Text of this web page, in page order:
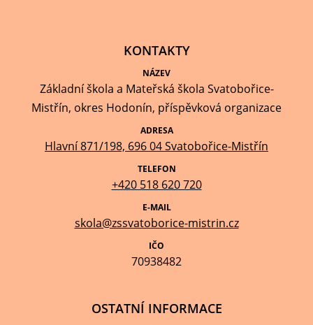
KONTAKTY
NÁZEV
Základní škola a Mateřská škola Svatobořice-
Mistřín, okres Hodonín, příspěvková organizace
ADRESA
Hlavní 871/198, 696 04 Svatobořice-Mistřín
TELEFON
+420 518 620 720
E-MAIL
skola@zssvatoborice-mistrin.cz
IČO
70938482
OSTATNÍ INFORMACE